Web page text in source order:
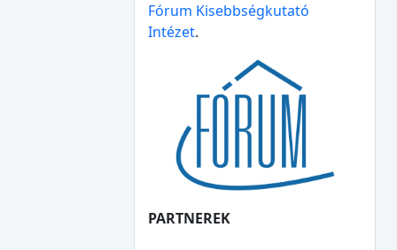
Fórum Kisebbségkutató
Intézet.
PARTNEREK